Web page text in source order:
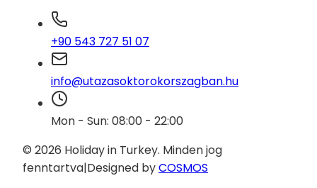
+90 543 727 51 07
info@utazasoktorokorszagban.hu
Mon - Sun: 08:00 - 22:00
© 2026 Holiday in Turkey. Minden jog
fenntartva|Designed byCOSMOS